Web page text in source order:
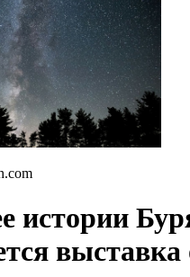
истории
выставка